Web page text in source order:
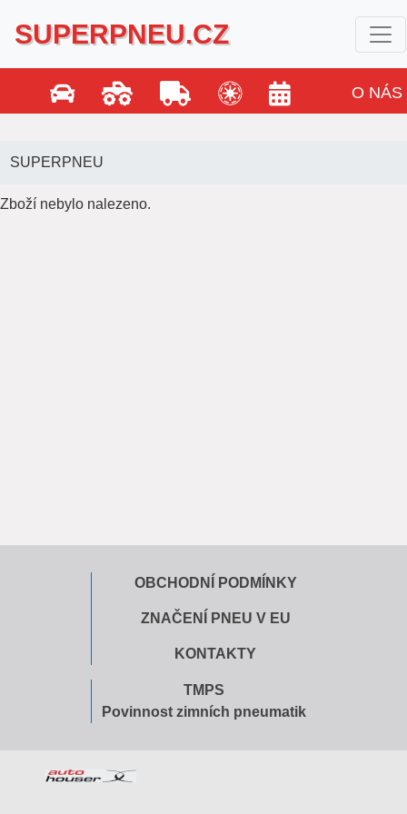
SUPERPNEU.CZ
O NÁS
SUPERPNEU
Zboží nebylo nalezeno.
OBCHODNÍ PODMÍNKY
ZNAČENÍ PNEU V EU
KONTAKTY
TMPS
Povinnost zimních pneumatik